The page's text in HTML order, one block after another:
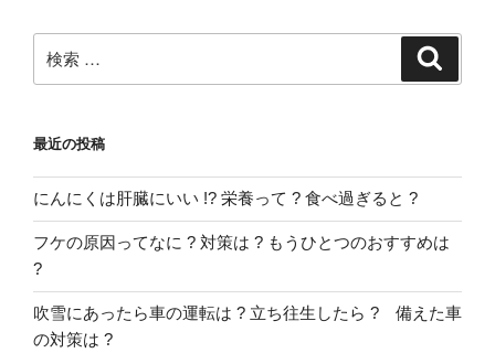
索:
最近の投稿
にんにくは肝臓にいい !? 栄養って ? 食べ過ぎると ?
フケの原因ってなに ? 対策は ? もうひとつのおすすめは
?
吹雪にあったら車の運転は ? 立ち往生したら ? 備えた車
の対策は ?